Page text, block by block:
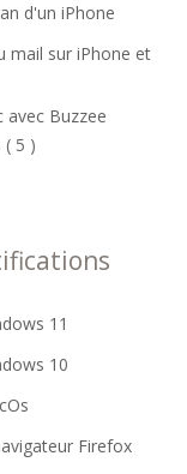
d'un iPhone
mail sur iPhone et
avec Buzzee
( 5 )
11
10
Firefox